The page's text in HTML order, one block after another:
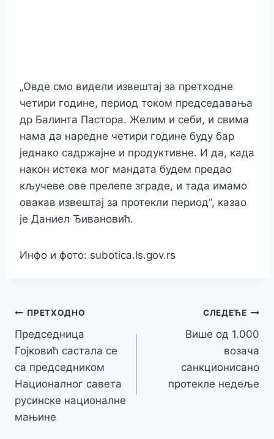
„Овде смо видели извештај за претходне
четири године, период током председавања
др Балинта Пастора. Желим и себи, и свима
нама да наредне четири године буду бар
једнако садржајне и продуктивне. И да, када
након истека мог мандата будем предао
кључеве ове прелепе зграде, и тада имамо
овакав извештај за протекли период“, казао
је Даниел Ђивановић.
Инфо и фото: subotica.ls.gov.rs
Кретање
чланка
ПРЕТХОДНО
Председница
Гојковић састала се
са председником
Националног савета
русинске националне
мањине
СЛЕДЕЋЕ
Више од 1.000
возача
санкционисано
протекле недеље